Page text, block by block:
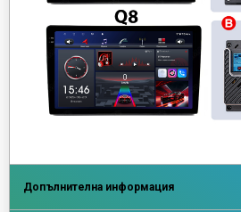
Допълнителна информация